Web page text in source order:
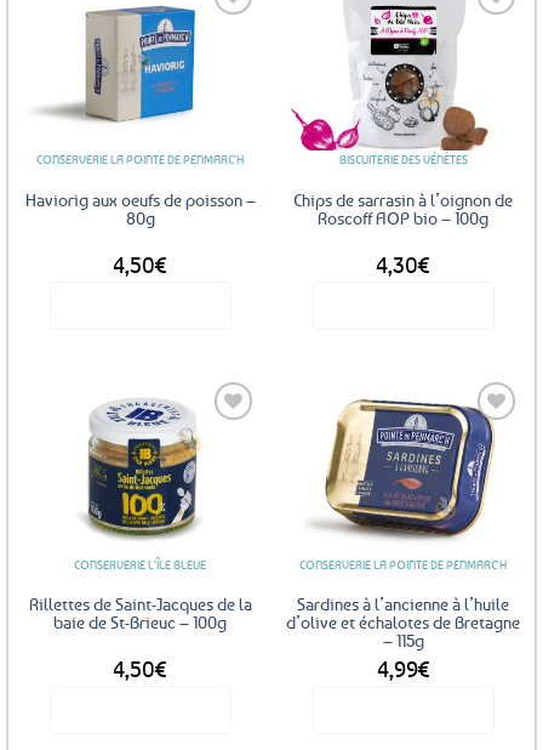
CONSERVERIE LA POINTE DE PENMARC'H
Haviorig aux oeufs de poisson –
80g
4,50€
BISCUITERIE DES VÉNÈTES
Chips de sarrasin à l’oignon de
Roscoff AOP bio – 100g
4,30€
CONSERVERIE L'ÎLE BLEUE
Rillettes de Saint-Jacques de la
baie de St-Brieuc – 100g
4,50€
Ajouter
aux
favoris
CONSERVERIE LA POINTE DE PENMARC'H
Sardines à l’ancienne à l’huile
d’olive et échalotes de Bretagne
– 115g
4,99€